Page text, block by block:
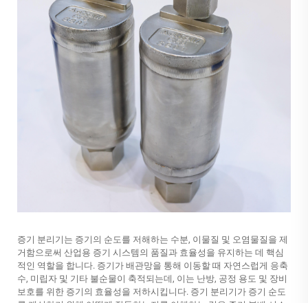
증기 분리기는 증기의 순도를 저해하는 수분, 이물질 및 오염물질을 제
거함으로써 산업용 증기 시스템의 품질과 효율성을 유지하는 데 핵심
적인 역할을 합니다. 증기가 배관망을 통해 이동할 때 자연스럽게 응축
수, 미립자 및 기타 불순물이 축적되는데, 이는 난방, 공정 용도 및 장비
보호를 위한 증기의 효율성을 저하시킵니다. 증기 분리기가 증기 순도